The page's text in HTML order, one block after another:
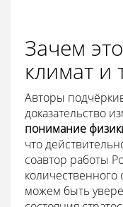
Зачем
климат и
Авторы
доказательство
понимание
что
соавтор работы
можем быть